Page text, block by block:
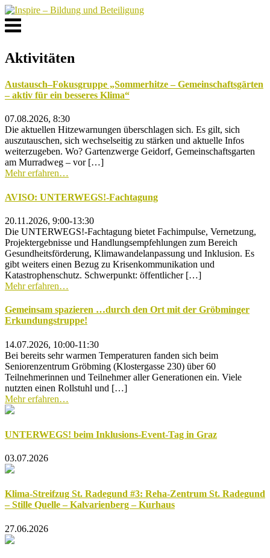
Skip
to
content
Menu
Aktivitäten
Austausch–Fokusgruppe „Sommerhitze – Gemeinschaftsgärten
– aktiv für ein besseres Klima“
07.08.2026, 8:30
Die aktuellen Hitzewarnungen überschlagen sich. Es gilt, sich
auszutauschen, sich wechselseitig zu stärken und aktuelle Infos
weiterzugeben. Wo? Gartenzwerge Geidorf, Gemeinschaftsgarten
am Murradweg – vor […]
Mehr erfahren…
AVISO: UNTERWEGS!-Fachtagung
20.11.2026, 9:00-13:30
Die UNTERWEGS!-Fachtagung bietet Fachimpulse, Vernetzung,
Projektergebnisse und Handlungsempfehlungen zum Bereich
Gesundheitsförderung, Klimawandelanpassung und Inklusion. Es
gibt weiters einen Bezug zu Krisenkommunikation und
Katastrophenschutz. Schwerpunkt: öffentlicher […]
Mehr erfahren…
Gemeinsam spazieren …durch den Ort mit der Gröbminger
Erkundungstruppe!
14.07.2026, 10:00-11:30
Bei bereits sehr warmen Temperaturen fanden sich beim
Seniorenzentrum Gröbming (Klostergasse 230) über 60
Teilnehmerinnen und Teilnehmer aller Generationen ein. Viele
nutzten einen Rollstuhl und […]
Mehr erfahren…
UNTERWEGS! beim Inklusions-Event-Tag in Graz
03.07.2026
Klima-Streifzug St. Radegund #3: Reha-Zentrum St. Radegund
– Stille Quelle – Kalvarienberg – Kurhaus
27.06.2026